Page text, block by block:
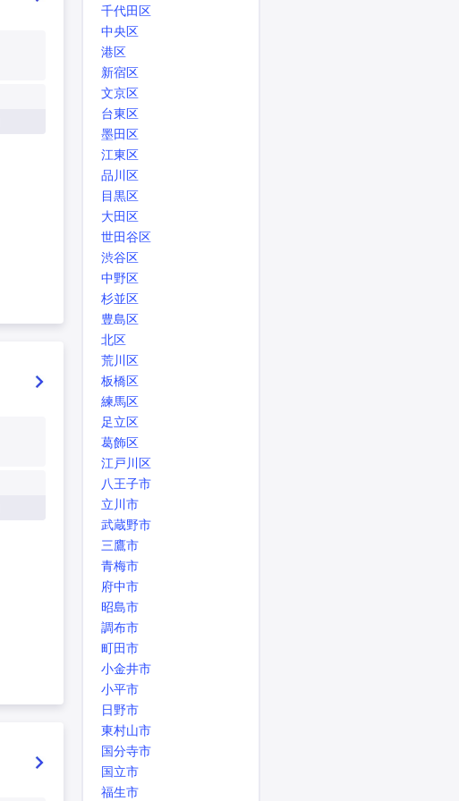
千代田区
中央区
港区
新宿区
文京区
台東区
墨田区
江東区
品川区
目黒区
大田区
世田谷区
渋谷区
中野区
杉並区
豊島区
北区
荒川区
板橋区
練馬区
足立区
葛飾区
江戸川区
八王子市
立川市
武蔵野市
三鷹市
青梅市
府中市
昭島市
調布市
町田市
小金井市
小平市
日野市
東村山市
国分寺市
国立市
福生市